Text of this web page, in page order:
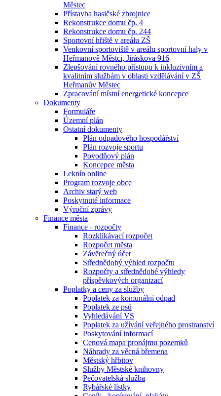
Městec
Přístavba hasičské zbrojnice
Rekonstrukce domu čp. 4
Rekonstrukce domu čp. 244
Sportovní hřiště v areálu ZŠ
Venkovní sportoviště v areálu sportovní haly v
Heřmanově Městci, Jiráskova 916
Zlepšování rovného přístupu k inkluzivním a
kvalitním službám v oblasti vzdělávání v ZŠ
Heřmanův Městec
Zpracování místní energetické koncepce
Dokumenty
Formuláře
Územní plán
Ostatní dokumenty
Plán odpadového hospodářství
Plán rozvoje sportu
Povodňový plán
Koncepce města
Leknín online
Program rozvoje obce
Archiv starý web
Poskytnuté informace
Výroční zprávy
Finance města
Finance - rozpočty
Rozklikávací rozpočet
Rozpočet města
Závěrečný účet
Střednědobý výhled rozpočtu
Rozpočty a střednědobé výhledy
příspěvkových organizací
Poplatky a ceny za služby
Poplatek za komunální odpad
Poplatek ze psů
Vyhledávání VS
Poplatek za užívání veřejného prostranství
Poskytování informací
Cenová mapa pronájmu pozemků
Náhrady za věcná břemena
Městský hřbitov
Služby Městské knihovny
Pečovatelská služba
Rybářské lístky